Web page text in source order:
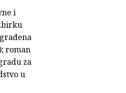
i
roman
za
u